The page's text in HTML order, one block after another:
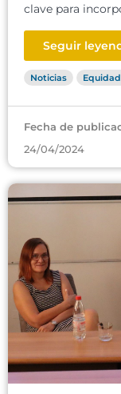
clave para
Seguir
Noticias
Fecha de
24/04/2024